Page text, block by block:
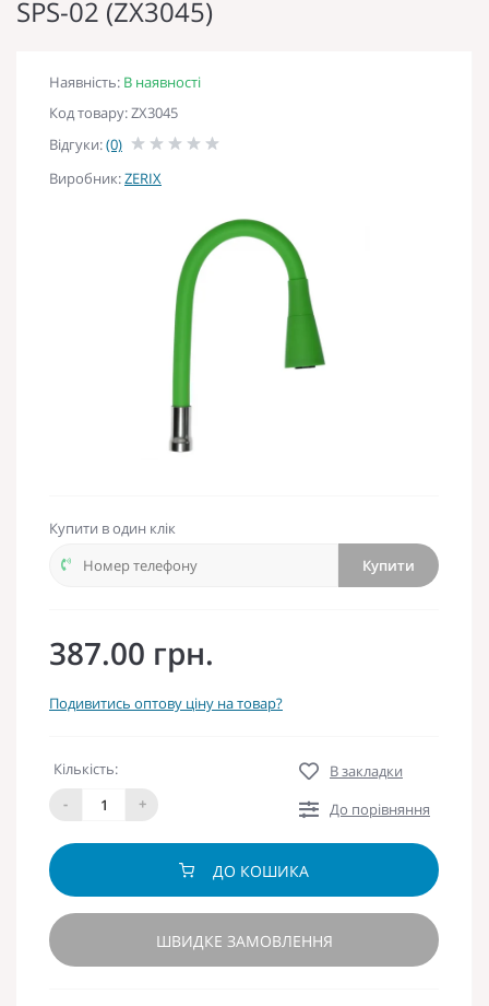
SPS-02 (ZX3045)
Наявність: В наявності
Код товару: ZX3045
Відгуки:(0)
Виробник:ZERIX
Купити в один клік
Купити
387.00 грн.
Подивитись оптову ціну на товар?
Кількість:
-
+
В закладки
До порівняння
ДО КОШИКА
ШВИДКЕ ЗАМОВЛЕННЯ